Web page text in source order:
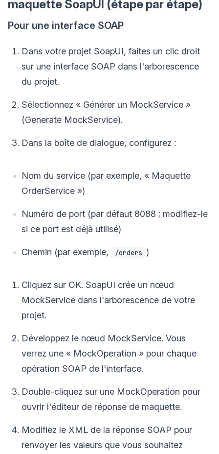
maquette SoapUI (étape par étape)
Pour une interface SOAP
Dans votre projet SoapUI, faites un clic droit
sur une interface SOAP dans l'arborescence
du projet.
Sélectionnez « Générer un MockService »
(Generate MockService).
Dans la boîte de dialogue, configurez :
Nom du service (par exemple, « Maquette
OrderService »)
Numéro de port (par défaut 8088 ; modifiez-le
si ce port est déjà utilisé)
Chemin (par exemple, /orders )
Cliquez sur OK. SoapUI crée un nœud
MockService dans l'arborescence de votre
projet.
Développez le nœud MockService. Vous
verrez une « MockOperation » pour chaque
opération SOAP de l'interface.
Double-cliquez sur une MockOperation pour
ouvrir l'éditeur de réponse de maquette.
Modifiez le XML de la réponse SOAP pour
renvoyer les valeurs que vous souhaitez